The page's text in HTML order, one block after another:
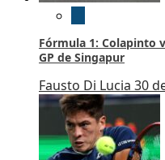
Fórmula 1: Colapinto
GP de Singapur
Fausto Di Lucia 30